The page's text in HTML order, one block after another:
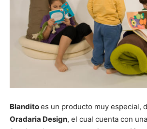
Blanditoes un producto muy especial,
Oradaria Design, el cual cuenta con una